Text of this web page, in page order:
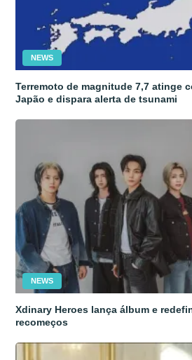
NEWS
Terremoto de magnitude 7,7 atinge
Japão e dispara alerta de tsunami
NEWS
Xdinary Heroes lança álbum e
recomeços